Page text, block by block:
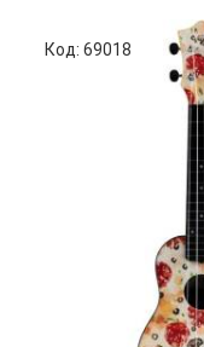
Код: 69018